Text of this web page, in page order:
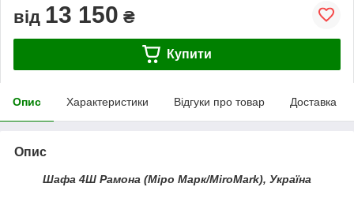
від 13 150 ₴
Купити
Опис Характеристики Відгуки про товар Доставка
Опис
Шафа 4Ш Рамона (Міро Марк/MiroMark), Україна